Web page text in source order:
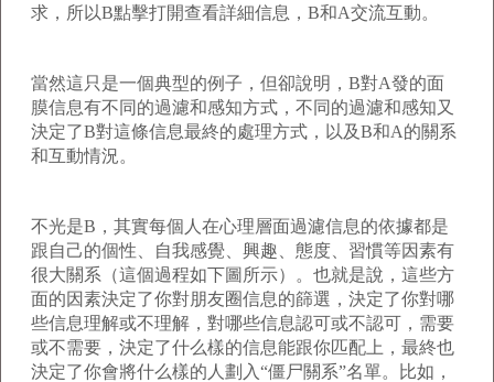
求，所以B點擊打開查看詳細信息，B和A交流互動。
當然這只是一個典型的例子，但卻說明，B對A發的面
膜信息有不同的過濾和感知方式，不同的過濾和感知又
決定了B對這條信息最終的處理方式，以及B和A的關系
和互動情況。
不光是B，其實每個人在心理層面過濾信息的依據都是
跟自己的個性、自我感覺、興趣、態度、習慣等因素有
很大關系（這個過程如下圖所示）。也就是說，這些方
面的因素決定了你對朋友圈信息的篩選，決定了你對哪
些信息理解或不理解，對哪些信息認可或不認可，需要
或不需要，決定了什么樣的信息能跟你匹配上，最終也
決定了你會將什么樣的人劃入“僵尸關系”名單。比如，